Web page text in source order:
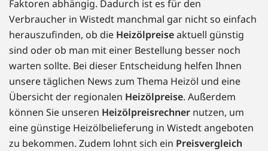
Faktoren abhängig. Dadurch ist es für den
Verbraucher in Wistedt manchmal gar nicht so einfach
herauszufinden, ob die Heizölpreiseaktuell günstig
sind oder ob man mit einer Bestellung besser noch
warten sollte. Bei dieser Entscheidung helfen Ihnen
unsere täglichen News zum Thema Heizöl und eine
Übersicht der regionalen Heizölpreise. Außerdem
können Sie unseren Heizölpreisrechner nutzen, um
eine günstige Heizölbelieferung in Wistedt angeboten
zu bekommen. Zudem lohnt sich ein Preisvergleich